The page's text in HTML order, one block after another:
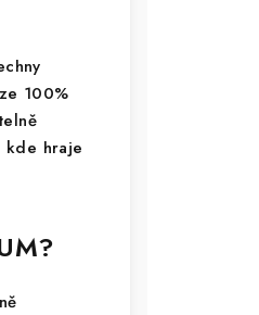
100%
kde hraje